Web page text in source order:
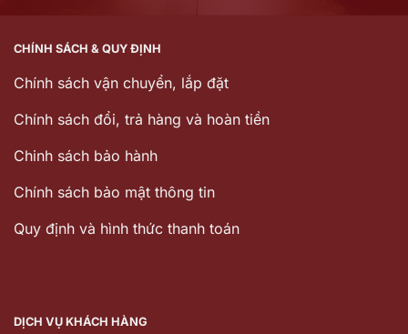
CHÍNH SÁCH & QUY ĐỊNH
Chính sách vận chuyển, lắp đặt
Chính sách đổi, trả hàng và hoàn tiền
Chinh sách bảo hành
Chính sách bảo mật thông tin
Quy định và hình thức thanh toán
DỊCH VỤ KHÁCH HÀNG